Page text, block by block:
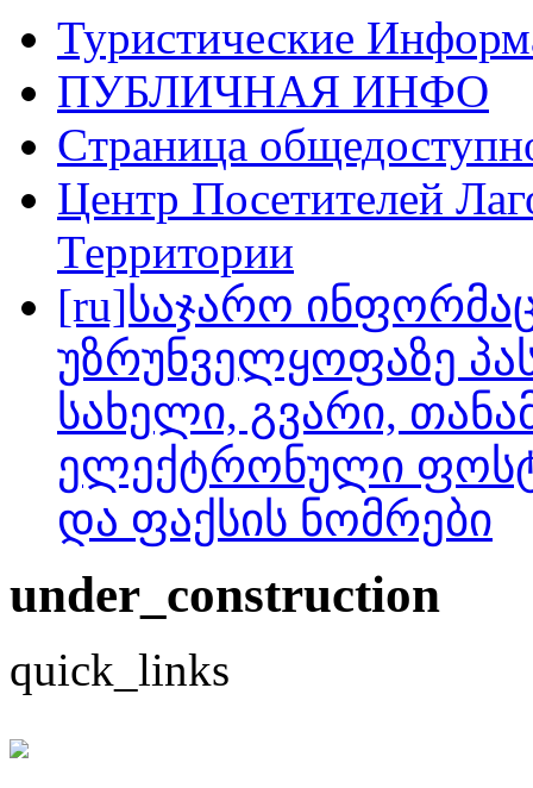
Туристические
ПУБЛИЧНАЯ ИНФО
Cтраница
Центр Посетителей
Территории
[ru]საჯარო
უზრუნველყოფაზე
სახელი, გვარი,
ელექტრონული
და ფაქსის ნომრები
under_construction
quick_links